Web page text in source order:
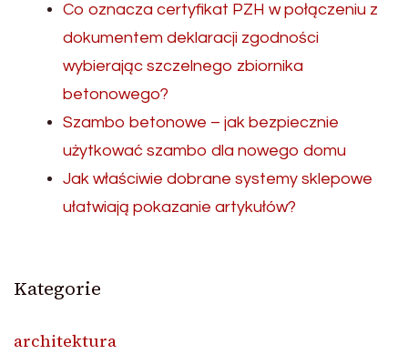
Co oznacza certyfikat PZH w połączeniu z
dokumentem deklaracji zgodności
wybierając szczelnego zbiornika
betonowego?
Szambo betonowe – jak bezpiecznie
użytkować szambo dla nowego domu
Jak właściwie dobrane systemy sklepowe
ułatwiają pokazanie artykułów?
Kategorie
architektura